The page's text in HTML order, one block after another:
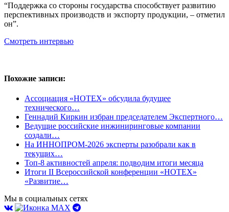
“Поддержка со стороны государства способствует развитию
перспективных производств и экспорту продукции, – отметил
он”.
Смотреть интервью
Похожие записи:
Ассоциация «НОТЕХ» обсудила будущее
технического…
Геннадий Киркин избран председателем Экспертного…
Ведущие российские инжиниринговые компании
создали…
На ИННОПРОМ-2026 эксперты разобрали как в
текущих…
Топ-8 активностей апреля: подводим итоги месяца
Итоги II Всероссийской конференции «НОТЕХ»
«Развитие…
Мы в социальных сетях